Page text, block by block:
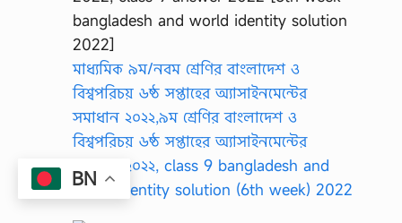
মাধ্যমিক ৯ম/নবম শ্রেণির বাংলাদেশ ও
বিশ্বপরিচয় ৬ষ্ঠ সপ্তাহের অ্যাসাইনমেন্টের
সমাধান ২০২২,৯ম শ্রেণির বাংলাদেশ ও
বিশ্বপরিচয় ৬ষ্ঠ সপ্তাহের অ্যাসাইনমেন্টের
সমাধান ২০২২, class 9 bangladesh and
world identity solution (6th week) 2022
BN